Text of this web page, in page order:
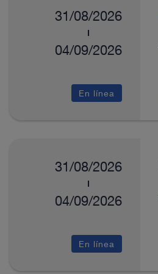
31/08/2026
04/09/2026
En línea
31/08/2026
04/09/2026
En línea